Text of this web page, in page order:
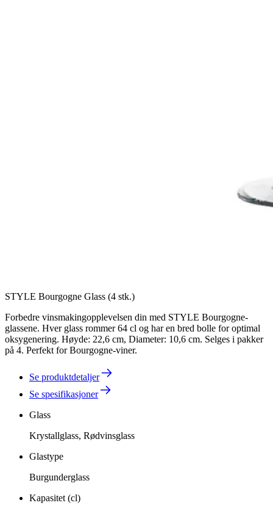
STYLE Bourgogne Glass (4 stk.)
Forbedre vinsmakingopplevelsen din med STYLE Bourgogne-
glassene. Hver glass rommer 64 cl og har en bred bolle for optimal
oksygenering. Høyde: 22,6 cm, Diameter: 10,6 cm. Selges i pakker
på 4. Perfekt for Bourgogne-viner.
Se produktdetaljer
Se spesifikasjoner
Glass
Krystallglass, Rødvinsglass
Glastype
Burgunderglass
Kapasitet (cl)